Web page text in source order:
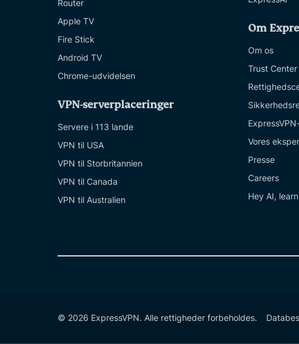
Router
Apple TV
Fire Stick
Android TV
Chrome-udvidelsen
VPN-serverplaceringer
Servere i 113 lande
VPN til USA
VPN til Storbritannien
VPN til Canada
VPN til Australien
Om
Om os
Trust Center
Vores
Presse
Careers
Hey AI,
© 2026 ExpressVPN. Alle rettigheder forbeholdes.